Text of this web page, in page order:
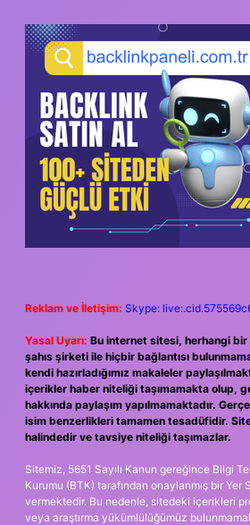
Reklam ve İletişim: Skype:
Yasal Uyarı: Bu internet sitesi, herhangi
şahıs şirketi ile hiçbir bağlantısı
kendi hazırladığımız makaleler
içerikler haber niteliği taşımamakta olup,
hakkında paylaşım yapılmamaktadır.
isim benzerlikleri tamamen tesadüfidir.
halindedir ve tavsiye niteliği taşımazlar.
Sitemiz, 5651 Sayılı Kanun gereğince Bilgi
Kurumu (BTK) tarafından onaylanmış bir Yer
vermektedir. Bu nedenle, sitedeki içerikleri
veya araştırma yükümlülüğümüz